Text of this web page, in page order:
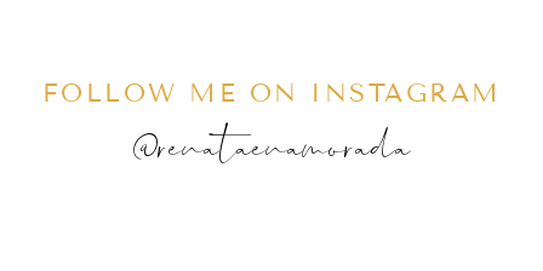
FOLLOW ME ON INSTAGRAM
@renataenamorada